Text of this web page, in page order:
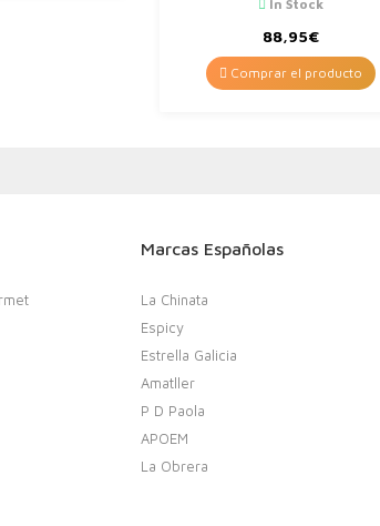
Vino…
In Stock
88,95€
Comprar el producto
Marcas Españolas
La Chinata
Espicy
Estrella Galicia
Amatller
P D Paola
APOEM
La Obrera